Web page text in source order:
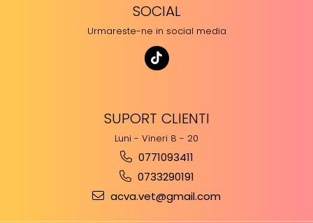
SOCIAL
Urmareste-ne in social media
SUPORT CLIENTI
Luni - Vineri 8 - 20
0771093411
0733290191
acva.vet@gmail.com